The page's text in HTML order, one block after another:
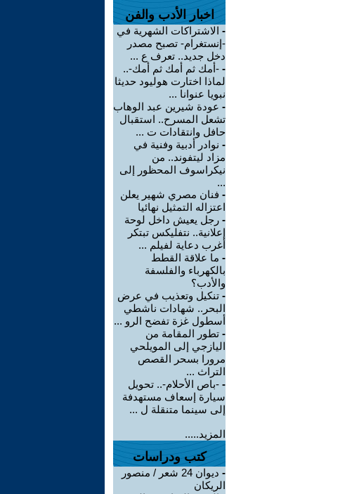
اخبار الأدب والفن
- الاشتراكات الشهرية في
-إنستغرام- تصبح مصدر
دخل جديد.. تعرف ع ...
- -أمك ثم أمك ثم أمك-..
لماذا اختارت هوليود حديثا
نبويا عنوانا ...
- عودة شيرين عبد الوهاب
تشعل المسرح.. استقبال
حافل وانتقادات ت ...
- نوادر أدبية وفنية في
مزاد ليتفوند.. من
نيكراسوف المحظور إلى
...
- فنان مصري شهير يعلن
اعتزاله التمثيل نهائيا
- رجل يعيش داخل لوحة
إعلانية.. نتفليكس تبتكر
أغرب دعاية لفيلم ...
- ما علاقة القطط
بالكهرباء والفلسفة
والأدب؟
- تنكيل وتعذيب في عرض
البحر.. شهادات ناشطي
أسطول غزة تفضح الرو ...
- تطور المقامة من
اليازجي إلى المويلحي
مرورا بسحر القصص
التراث ...
- -باص الأحلام-.. تحويل
سيارة إسعاف مستهدفة
إلى سينما متنقلة ل ...
المزيد.....
كتب ودراسات
-
ديوان 24 شعر / منصور
الريكان